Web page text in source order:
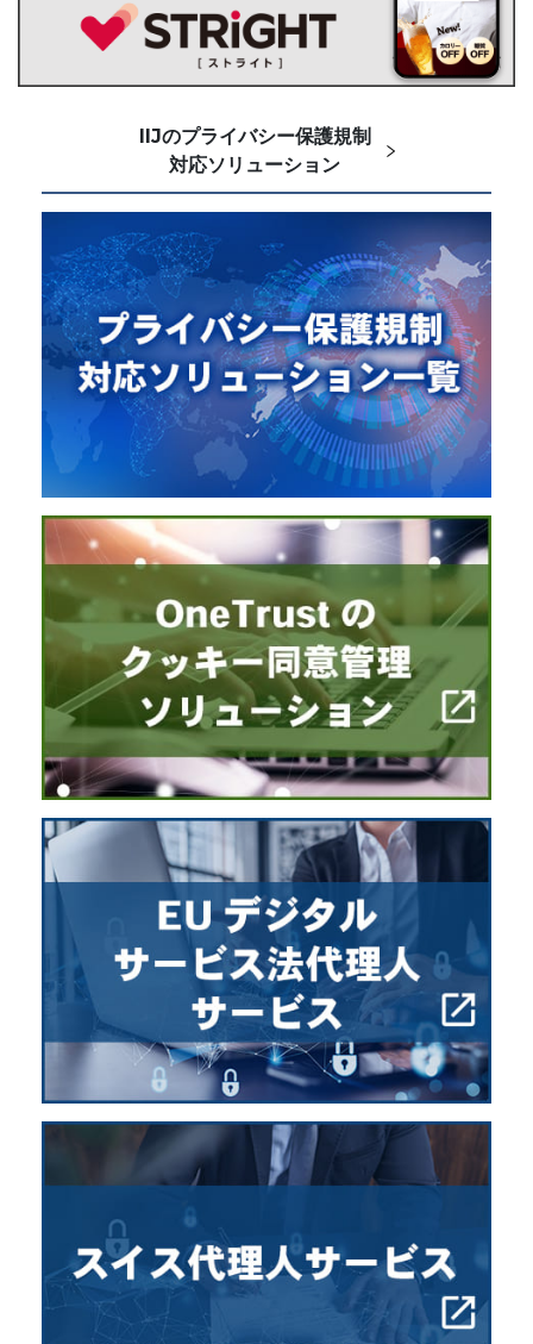
IIJのプライバシー保護規制
対応ソリューション